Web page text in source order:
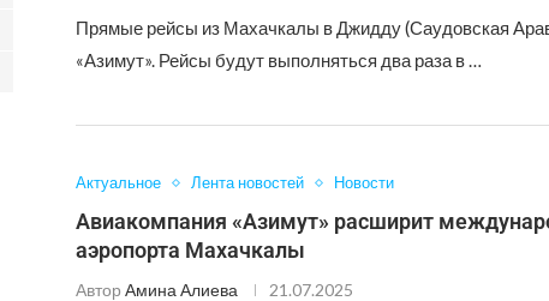
Прямые рейсы из Махачкалы в Джидду (Саудовская
«Азимут». Рейсы будут выполняться два раза в …
Актуальное Лента новостей Новости
Авиакомпания «Азимут» расширит
аэропорта Махачкалы
Автор Амина Алиева 21.07.2025